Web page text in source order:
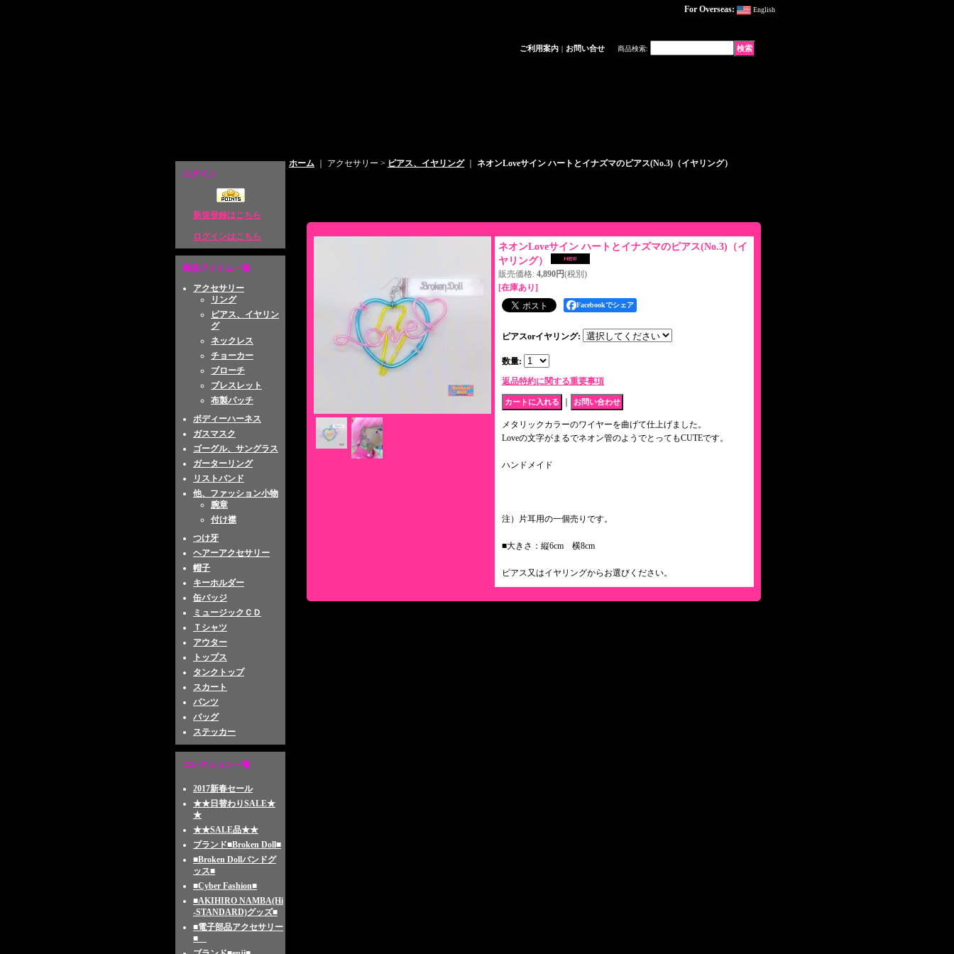
For Overseas: English
ご利用案内 ｜ お問い合せ 商品検索:
ログイン
新規登録はこちら
ログインはこちら
商品アイテム一覧
アクセサリー
リング
ピアス、イヤリン
グ
ネックレス
チョーカー
ブローチ
ブレスレット
布製パッチ
ボディーハーネス
ガスマスク
ゴーグル、サングラス
ガーターリング
リストバンド
他、ファッション小物
腕章
付け襟
つけ牙
ヘアーアクセサリー
帽子
キーホルダー
缶バッジ
ミュージックＣＤ
Ｔシャツ
アウター
トップス
タンクトップ
スカート
パンツ
バッグ
ステッカー
コレクション一覧
2017新春セール
★★日替わりSALE★
★
★★SALE品★★
ブランド■Broken Doll■
■Broken Dollバンドグ
ッス■
■Cyber Fashion■
■AKIHIRO NAMBA(Hi
-STANDARD)グッズ■
■電子部品アクセサリー
■
ホーム ｜ アクセサリー > ピアス、イヤリング｜ ネオンLoveサイン ハートとイナズマのピアス(No.3)（イヤリング）
ネオンLoveサイン ハートとイナズマのピアス(No.3)（イ
ヤリング）
販売価格: 4,890円(税別)
[在庫あり]
Facebookでシェア
ピアスorイヤリング:
数量:
返品特約に関する重要事項
メタリックカラーのワイヤーを曲げて仕上げました。
Loveの文字がまるでネオン管のようでとってもCUTEです。
ハンドメイド
注）片耳用の一個売りです。
■大きさ：縦6cm 横8cm
ピアス又はイヤリングからお選びください。